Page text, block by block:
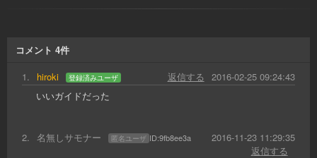
コメント 4件
1. hiroki 登録済みユーザ 2016-02-25 09:24:43
返信する
いいガイドだった
2. 名無しサモナー 匿名ユーザ ID:9fb8ee3a
2016-11-23 11:29:35
返信する